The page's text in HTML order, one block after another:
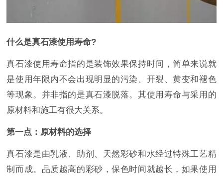
什么是真石漆使用寿命?
真石漆使用寿命指的是装饰效果保持时间，简单来说就
是使用年限内不会出现明显的污染、开裂、黄变和褪色
等现象。并非指的是真石漆脱落。其使用寿命与采用的
原材料和施工有很大关系。
第一点：原材料的选择
真石漆是由乳液、助剂、天然彩砂和水经过特殊工艺精
制而成。品质越高的彩砂，保色时间就越长，如果使用